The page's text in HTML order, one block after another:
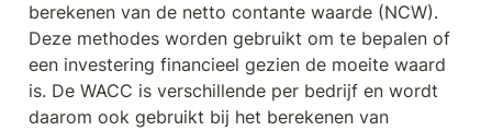
berekenen van de netto contante waarde (NCW).
Deze methodes worden gebruikt om te bepalen of
een investering financieel gezien de moeite waard
is. De WACC is verschillende per bedrijf en wordt
daarom ook gebruikt bij het berekenen van